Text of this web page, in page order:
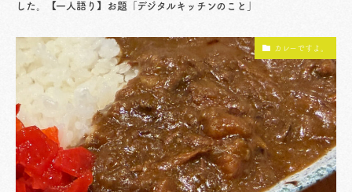
した。【一人語り】お題「デジタルキッチンのこと」
カレーですよ。